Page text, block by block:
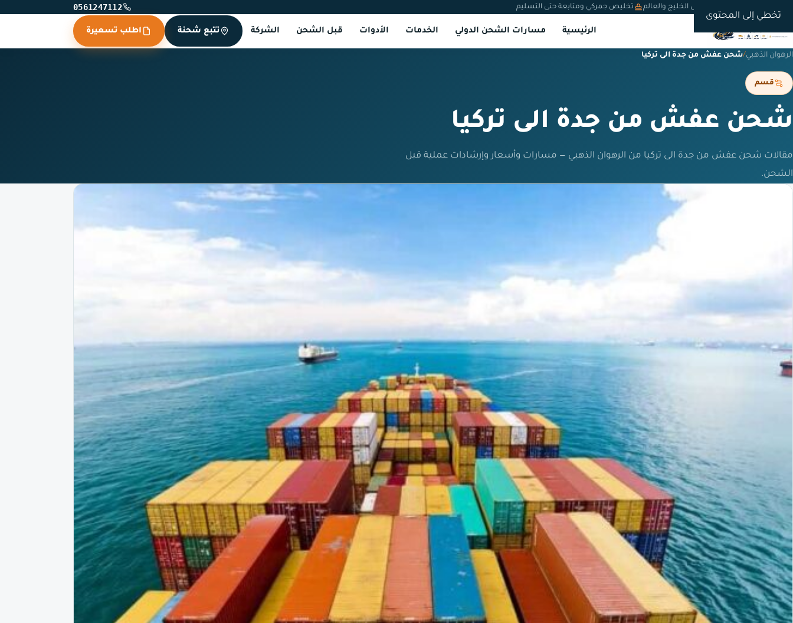
تخطي إلى المحتوى
شحن دولي من السعودية إلى الخليج والعالم تخليص جمركي ومتابعة حتى التسليم 0561247112
الرئيسية مسارات الشحن الدولي الخدمات الأدوات قبل الشحن الشركة تتبع شحنة اطلب تسعيرة
الرهوان الذهبي/شحن عفش من جدة الى تركيا
قسم
شحن عفش من جدة الى تركيا
مقالات شحن عفش من جدة الى تركيا من الرهوان الذهبي — مسارات وأسعار وإرشادات عملية قبل
الشحن.